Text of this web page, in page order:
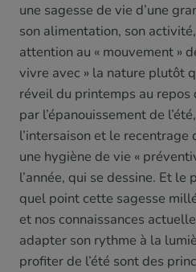
une sagesse de vie d’une
son alimentation, son
attention au « mouvement »
vivre avec » la nature plutôt
réveil du printemps au repos
par l’épanouissement de
l’intersaison et le recentrage
une hygiène de vie «
l’année, qui se dessine. Et le
quel point cette sagesse
et nos connaissances
adapter son rythme à la
profiter de l’été sont des